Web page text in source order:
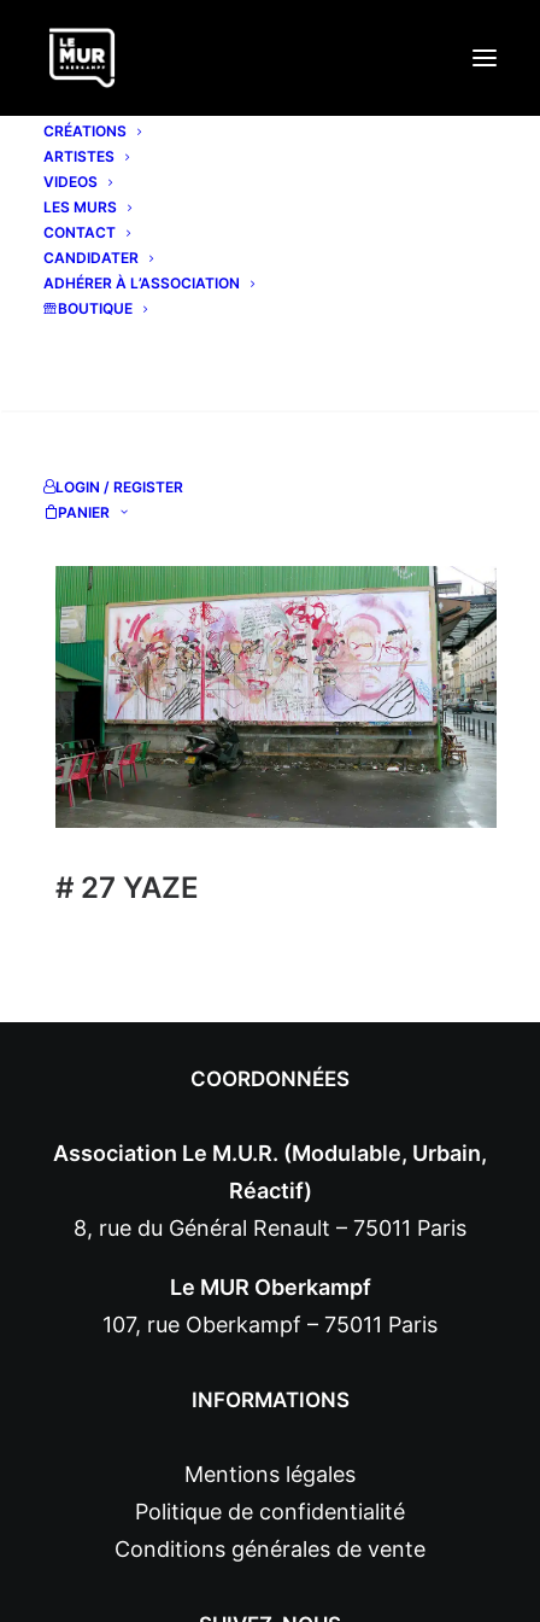
CRÉATIONS
ARTISTES
VIDEOS
LES MURS
CONTACT
CANDIDATER
ADHÉRER À L’ASSOCIATION
BOUTIQUE
LOGIN / REGISTER
PANIER
YAZE
www.mekhnache.com
# 27 YAZE
COORDONNÉES
Association Le M.U.R. (Modulable, Urbain,
Réactif)
8, rue du Général Renault – 75011 Paris
Le MUR Oberkampf
107, rue Oberkampf – 75011 Paris
INFORMATIONS
Mentions légales
Politique de confidentialité
Conditions générales de vente